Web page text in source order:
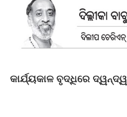
କାର୍ଯ୍ୟକାଳ ବୃଦ୍ଧିରେ ଦ୍ୱନ୍ଦ୍ୱ